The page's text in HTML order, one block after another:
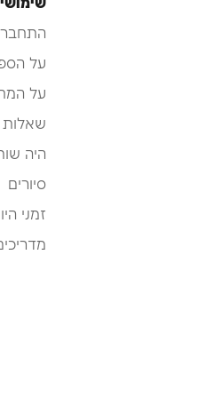
שימושי
על
על
שאלות
היה
סיורים
זמני